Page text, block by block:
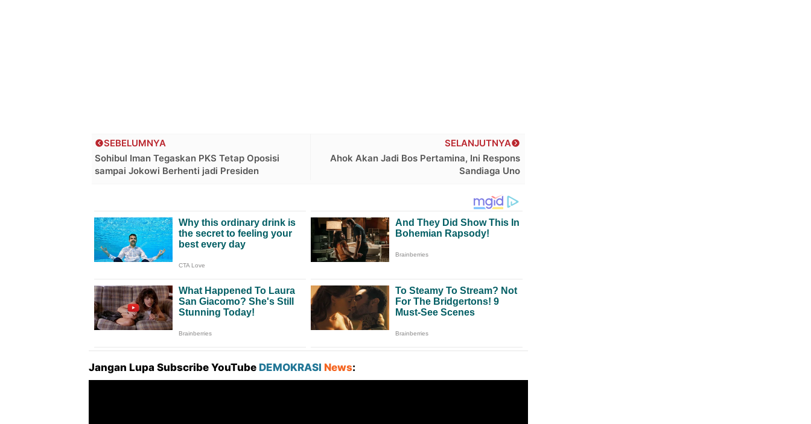
SELANJUTNYA
Ahok Akan Jadi Bos Pertamina, Ini Respons
Sandiaga Uno
SEBELUMNYA
Sohibul Iman Tegaskan PKS Tetap Oposisi
sampai Jokowi Berhenti jadi Presiden
Jangan Lupa Subscribe YouTube DEMOKRASI News: